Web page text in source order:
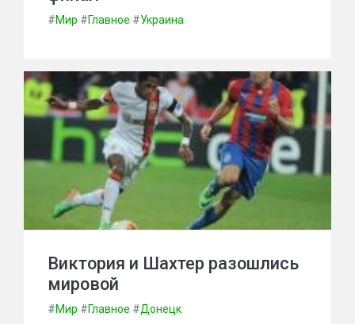
#Мир #Главное #Украина
Виктория и Шахтер разошлись
мировой
#Мир #Главное #Донецк